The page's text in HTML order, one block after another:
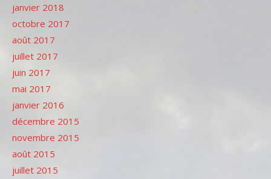
janvier 2018
octobre 2017
août 2017
juillet 2017
juin 2017
mai 2017
janvier 2016
décembre 2015
novembre 2015
août 2015
juillet 2015